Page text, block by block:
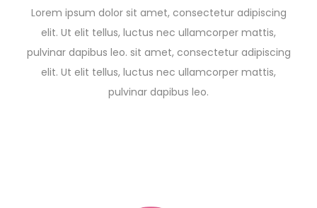
Lorem ipsum dolor sit amet, consectetur adipiscing
elit. Ut elit tellus, luctus nec ullamcorper mattis,
pulvinar dapibus leo. sit amet, consectetur adipiscing
elit. Ut elit tellus, luctus nec ullamcorper mattis,
pulvinar dapibus leo.